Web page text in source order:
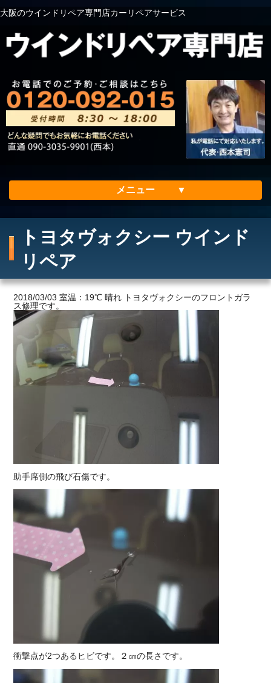
大阪のウインドリペア専門店カーリペアサービス
メニュー
会社案内
ご利用の流れ
価格
トヨタヴォクシー ウインド
リペア
2018/03/03 室温：19℃ 晴れ トヨタヴォクシーのフロントガラ
ス修理です。
助手席側の飛び石傷です。
衝撃点が2つあるヒビです。２㎝の長さです。